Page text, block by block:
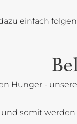
einfach
Hunger -
somit